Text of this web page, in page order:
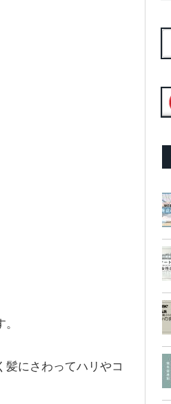
髪にさわってハリやコ